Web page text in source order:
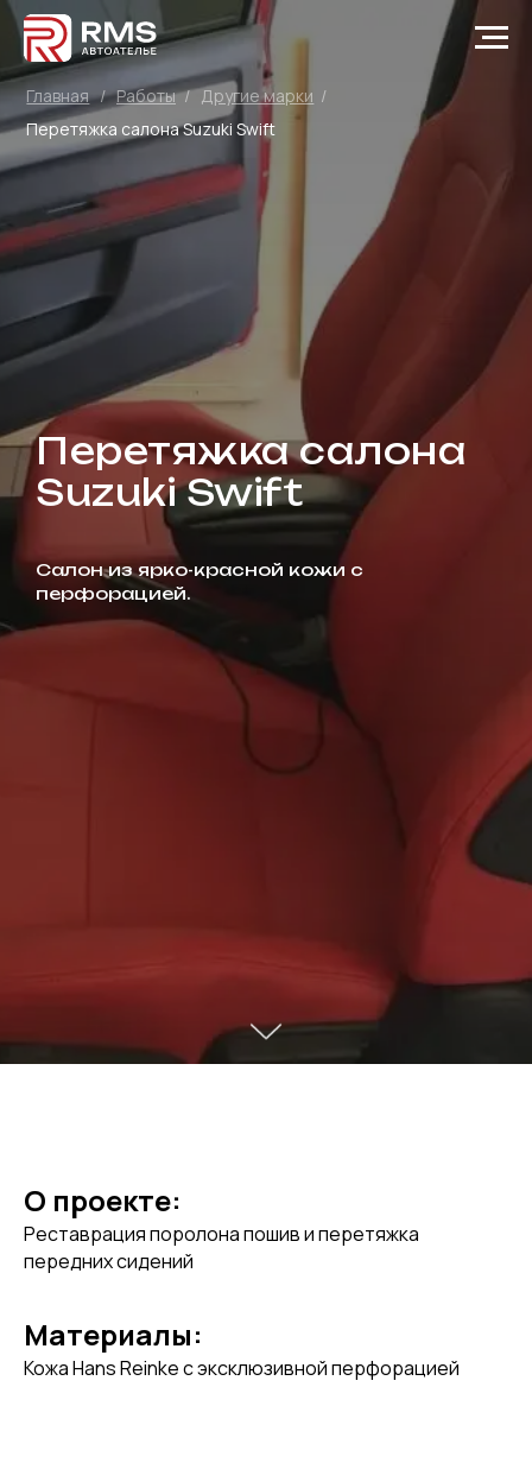
/ /
Работы
Другие марки
Перетяжка салона Suzuki Swift
/
Главная
Перетяжка салона
Suzuki Swift
Cалон из ярко-красной кожи с
перфорацией.
О проекте:
Реставрация поролона пошив и перетяжка
передних сидений
Материалы:
Кожа Hans Reinke с эксклюзивной перфорацией